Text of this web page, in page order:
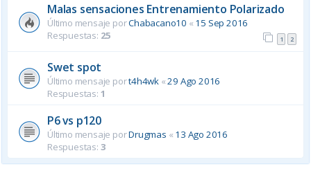
Malas sensaciones Entrenamiento Polarizado
Último mensaje porChabacano10 « 15 Sep 2016
Respuestas: 25 1 2
Swet spot
Último mensaje port4h4wk «29 Ago 2016
Respuestas: 1
P6 vs p120
Último mensaje porDrugmas « 13 Ago 2016
Respuestas: 3